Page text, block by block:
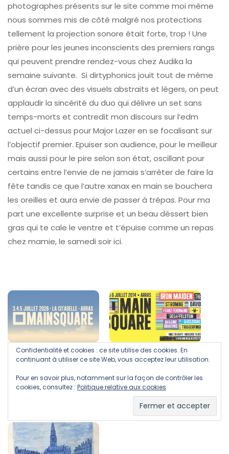
photographes présents sur le site comme moi même
nous sommes mis de côté malgré nos protections
tellement la projection sonore était forte, trop ! Une
prière pour les jeunes inconscients des premiers rangs
qui peuvent prendre rendez-vous chez Audika la
semaine suivante. Si dirtyphonics jouit tout de même
d’un écran avec des visuels abstraits et légers, on peut
applaudir la sincérité du duo qui délivre un set sans
temps-morts et contredit mon discours sur l’edm
actuel ci-dessus pour Major Lazer en se focalisant sur
l’objectif premier. Epuiser son audience, pour le meilleur
mais aussi pour le pire selon son état, oscillant pour
certains entre l’envie de ne jamais s’arrêter de faire la
fête tandis ce que l’autre xanax en main se bouchera
les oreilles et aura envie de passer à trépas. Pour ma
part une excellente surprise et un beau déssert bien
gras qui te cale le ventre et t’épuise comme un repas
chez mamie, le samedi soir ici.
Main Square Festival 2026 :
La Scène Bastion Met À
Hauts-De-France
9 avril 2026
IRON MAIDEN,Stromaé Et
Guetta: Les 13 Premiers
D’Arras 2014
16 décembre 2013
Dans "festival"
Confidentialité et cookies : ce site utilise des cookies. En
continuant à utiliser ce site Web, vous acceptez leur utilisation.
Pour en savoir plus, notamment sur la façon de contrôler les
cookies, consultez : Politique relative aux cookies